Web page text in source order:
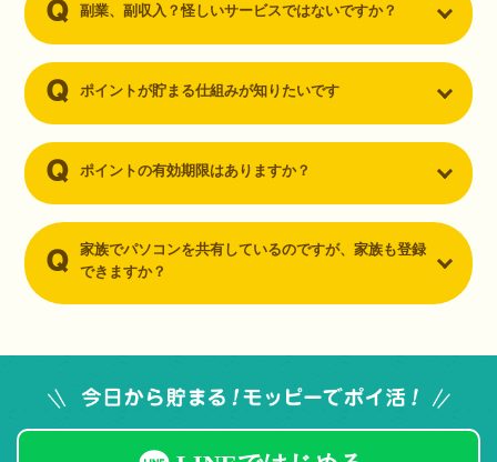
副業、副収入？怪しいサービスではないですか？
ポイントが貯まる仕組みが知りたいです
ポイントの有効期限はありますか？
家族でパソコンを共有しているのですが、家族も登録
できますか？